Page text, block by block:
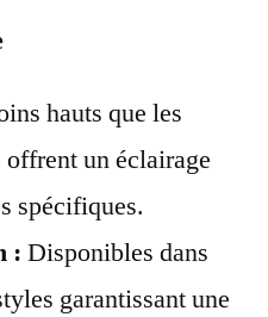
hauts que les
un éclairage
spécifiques.
: Disponibles dans
garantissant une